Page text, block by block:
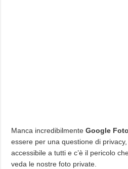
Manca incredibilmenteGoogle Foto
essere per una questione di
accessibile a tutti e c’è il pericolo
veda le nostre foto private.